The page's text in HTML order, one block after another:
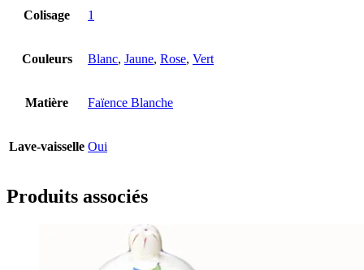
Colisage 1
Couleurs Blanc, Jaune, Rose, Vert
Matière Faïence Blanche
Lave-vaisselle Oui
Produits associés